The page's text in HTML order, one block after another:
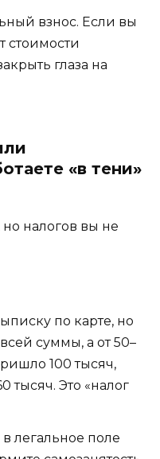
взнос. Если вы
стоимости
глаза на
«в тени»
налогов вы не
по карте, но
суммы, а от 50–
100 тысяч,
тысяч. Это «налог
легальное поле